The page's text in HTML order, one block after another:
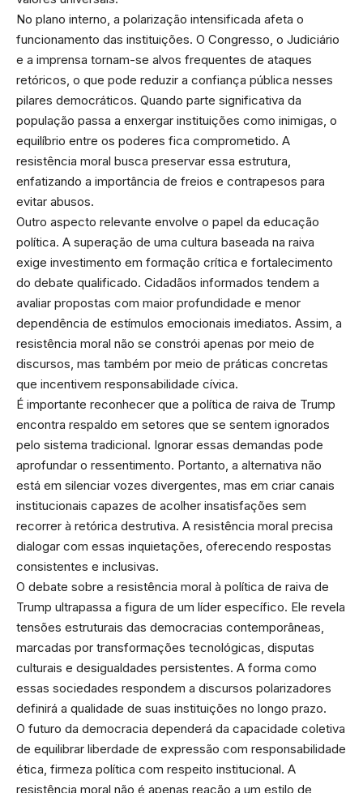
No plano interno, a polarização intensificada afeta o
funcionamento das instituições. O Congresso, o Judiciário
e a imprensa tornam-se alvos frequentes de ataques
retóricos, o que pode reduzir a confiança pública nesses
pilares democráticos. Quando parte significativa da
população passa a enxergar instituições como inimigas, o
equilíbrio entre os poderes fica comprometido. A
resistência moral busca preservar essa estrutura,
enfatizando a importância de freios e contrapesos para
evitar abusos.
Outro aspecto relevante envolve o papel da educação
política. A superação de uma cultura baseada na raiva
exige investimento em formação crítica e fortalecimento
do debate qualificado. Cidadãos informados tendem a
avaliar propostas com maior profundidade e menor
dependência de estímulos emocionais imediatos. Assim, a
resistência moral não se constrói apenas por meio de
discursos, mas também por meio de práticas concretas
que incentivem responsabilidade cívica.
É importante reconhecer que a política de raiva de Trump
encontra respaldo em setores que se sentem ignorados
pelo sistema tradicional. Ignorar essas demandas pode
aprofundar o ressentimento. Portanto, a alternativa não
está em silenciar vozes divergentes, mas em criar canais
institucionais capazes de acolher insatisfações sem
recorrer à retórica destrutiva. A resistência moral precisa
dialogar com essas inquietações, oferecendo respostas
consistentes e inclusivas.
O debate sobre a resistência moral à política de raiva de
Trump ultrapassa a figura de um líder específico. Ele revela
tensões estruturais das democracias contemporâneas,
marcadas por transformações tecnológicas, disputas
culturais e desigualdades persistentes. A forma como
essas sociedades respondem a discursos polarizadores
definirá a qualidade de suas instituições no longo prazo.
O futuro da democracia dependerá da capacidade coletiva
de equilibrar liberdade de expressão com responsabilidade
ética, firmeza política com respeito institucional. A
resistência moral não é apenas reação a um estilo de